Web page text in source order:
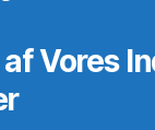
Vores